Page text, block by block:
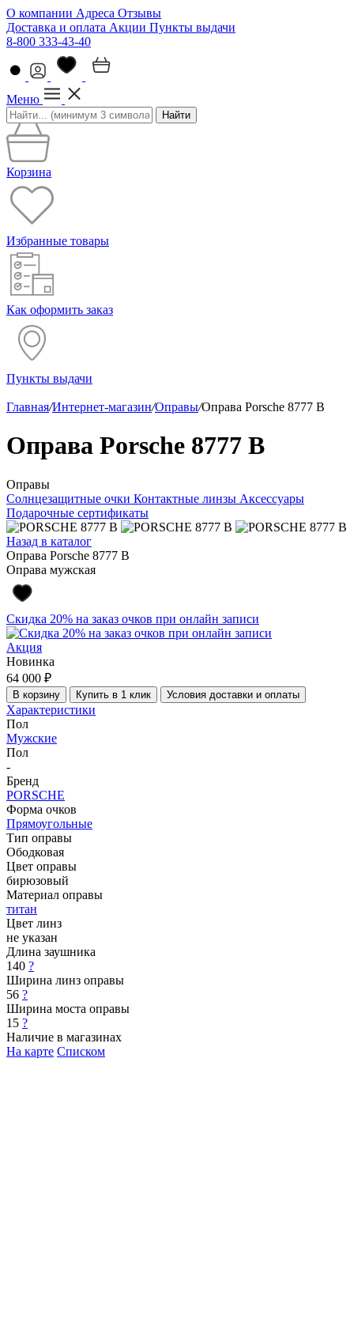
О компании Адреса Отзывы
Доставка и оплата Акции Пункты выдачи
8-800 333-43-40
Меню
Найти
Корзина
Избранные товары
Как оформить заказ
Пункты выдачи
Главная/Интернет-магазин/Оправы/Оправа Porsche 8777 B
Оправа Porsche 8777 B
Оправы
Солнцезащитные очки Контактные линзы Аксессуары
Подарочные сертификаты
Назад в каталог
Оправа Porsche 8777 B
Оправа мужская
Скидка 20% на заказ очков при онлайн записи
Акция
Новинка
64 000 ₽
В корзину Купить в 1 клик Условия доставки и оплаты
Характеристики
Пол
Мужские
Пол
-
Бренд
PORSCHE
Форма очков
Прямоугольные
Тип оправы
Ободковая
Цвет оправы
бирюзовый
Материал оправы
титан
Цвет линз
не указан
Длина заушника
140 ?
Ширина линз оправы
56 ?
Ширина моста оправы
15 ?
Наличие в магазинах
На карте Списком